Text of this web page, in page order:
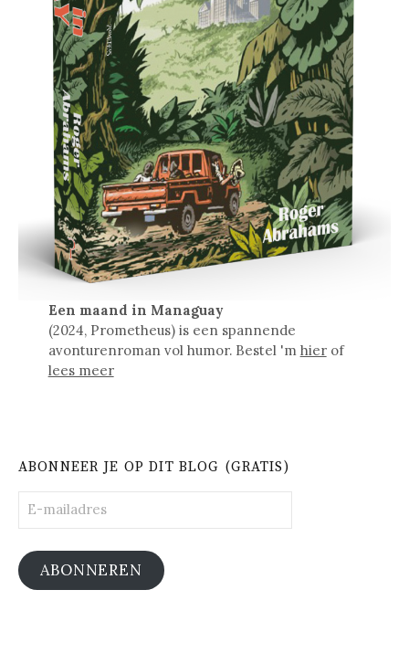
Een maand in Managuay
(2024, Prometheus) is een spannende
avonturenroman vol humor. Bestel 'm hierof
lees meer
ABONNEER JE OP DIT BLOG (GRATIS)
mailadres
ABONNEREN